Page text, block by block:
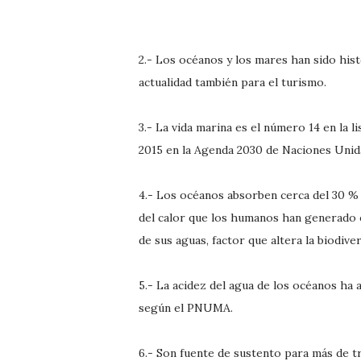
2.- Los océanos y los mares han sido
actualidad también para el turismo.
3.- La vida marina es el número 14 en la
2015 en la Agenda 2030 de Naciones
4.- Los océanos absorben cerca del 30
del calor que los humanos han
de sus aguas, factor que altera la
5.- La acidez del agua de los océanos
según el PNUMA.
6.- Son fuente de sustento para más de